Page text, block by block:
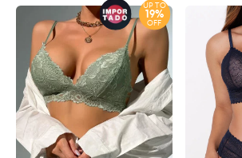
UP TO
19%
OFF